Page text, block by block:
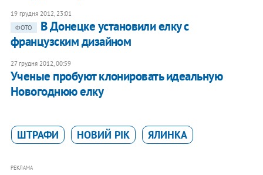
19 грудня 2012, 23:01
ФОТО
В Донецке установили елку с
французским дизайном
27 грудня 2012, 00:59
Ученые пробуют клонировать идеальную
Новогоднюю елку
ШТРАФИ НОВИЙ РІК ЯЛИНКА
РЕКЛАМА